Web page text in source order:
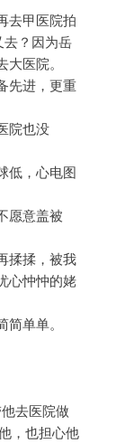
去甲医院拍
去？因为岳
医院。
先进，更重
院也没
低，心电图
愿意盖被
揉揉，被我
心忡忡的姥
单单。
去医院做
，也担心他